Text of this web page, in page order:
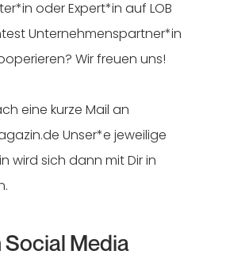
oder Expert*in auf LOB
Unternehmenspartner*in
Wir freuen uns!
eine kurze Mail an
Unser*e jeweilige
wird sich dann mit Dir in
Social Media